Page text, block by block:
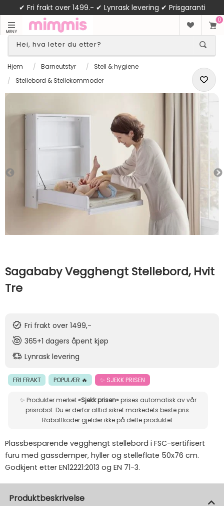
✔ Fri frakt over 1499.- ✔ Lynrask levering ✔ Prisgaranti
MENY
0
Hjem / Barneutstyr /
Stell & hygiene
/
Stellebord & Stellekommoder
Sagababy Vegghengt Stellebord, Hvit
Tre
Fri frakt over 1499,-
365+1 dagers åpent kjøp
Lynrask levering
FRI FRAKT POPULÆR 🔥 ✨ SJEKK PRISEN
✨ Produkter merket«Sjekk prisen»prises automatisk av vår
prisrobot. Du er derfor alltid sikret markedets beste pris.
Rabattkoder gjelder ikke på dette produktet.
Plassbesparende vegghengt stellebord i FSC-sertifisert
furu med gassdemper, hyller og stelleflate 50x76 cm.
Godkjent etter EN12221:2013 og EN 71-3.
Produktbeskrivelse